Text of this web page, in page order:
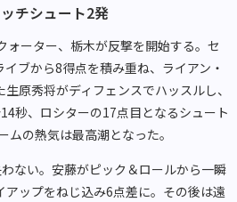
チシュート2発
ォーター、栃木が反撃を開始する。セ
ブから8得点を積み重ね、ライアン・
原秀将がディフェンスでハッスルし、
秒、ロシターの17点目となるシュート
の熱気は最高潮となった。
ない。安藤がピック＆ロールから一瞬
ップをねじ込み6点差に。その後は遠